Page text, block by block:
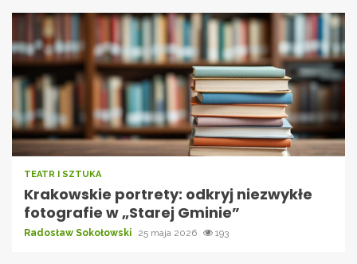
TEATR I SZTUKA
Krakowskie portrety: odkryj niezwykłe
fotografie w „Starej Gminie”
Radosław Sokołowski 25 maja 2026 193